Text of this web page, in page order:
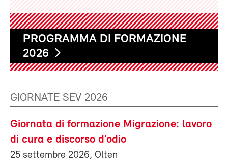
PROGRAMMA DI FORMAZIONE
2026
GIORNATE SEV 2026
Giornata di formazione Migrazione: lavoro
di cura e discorso d’odio
25 settembre 2026, Olten